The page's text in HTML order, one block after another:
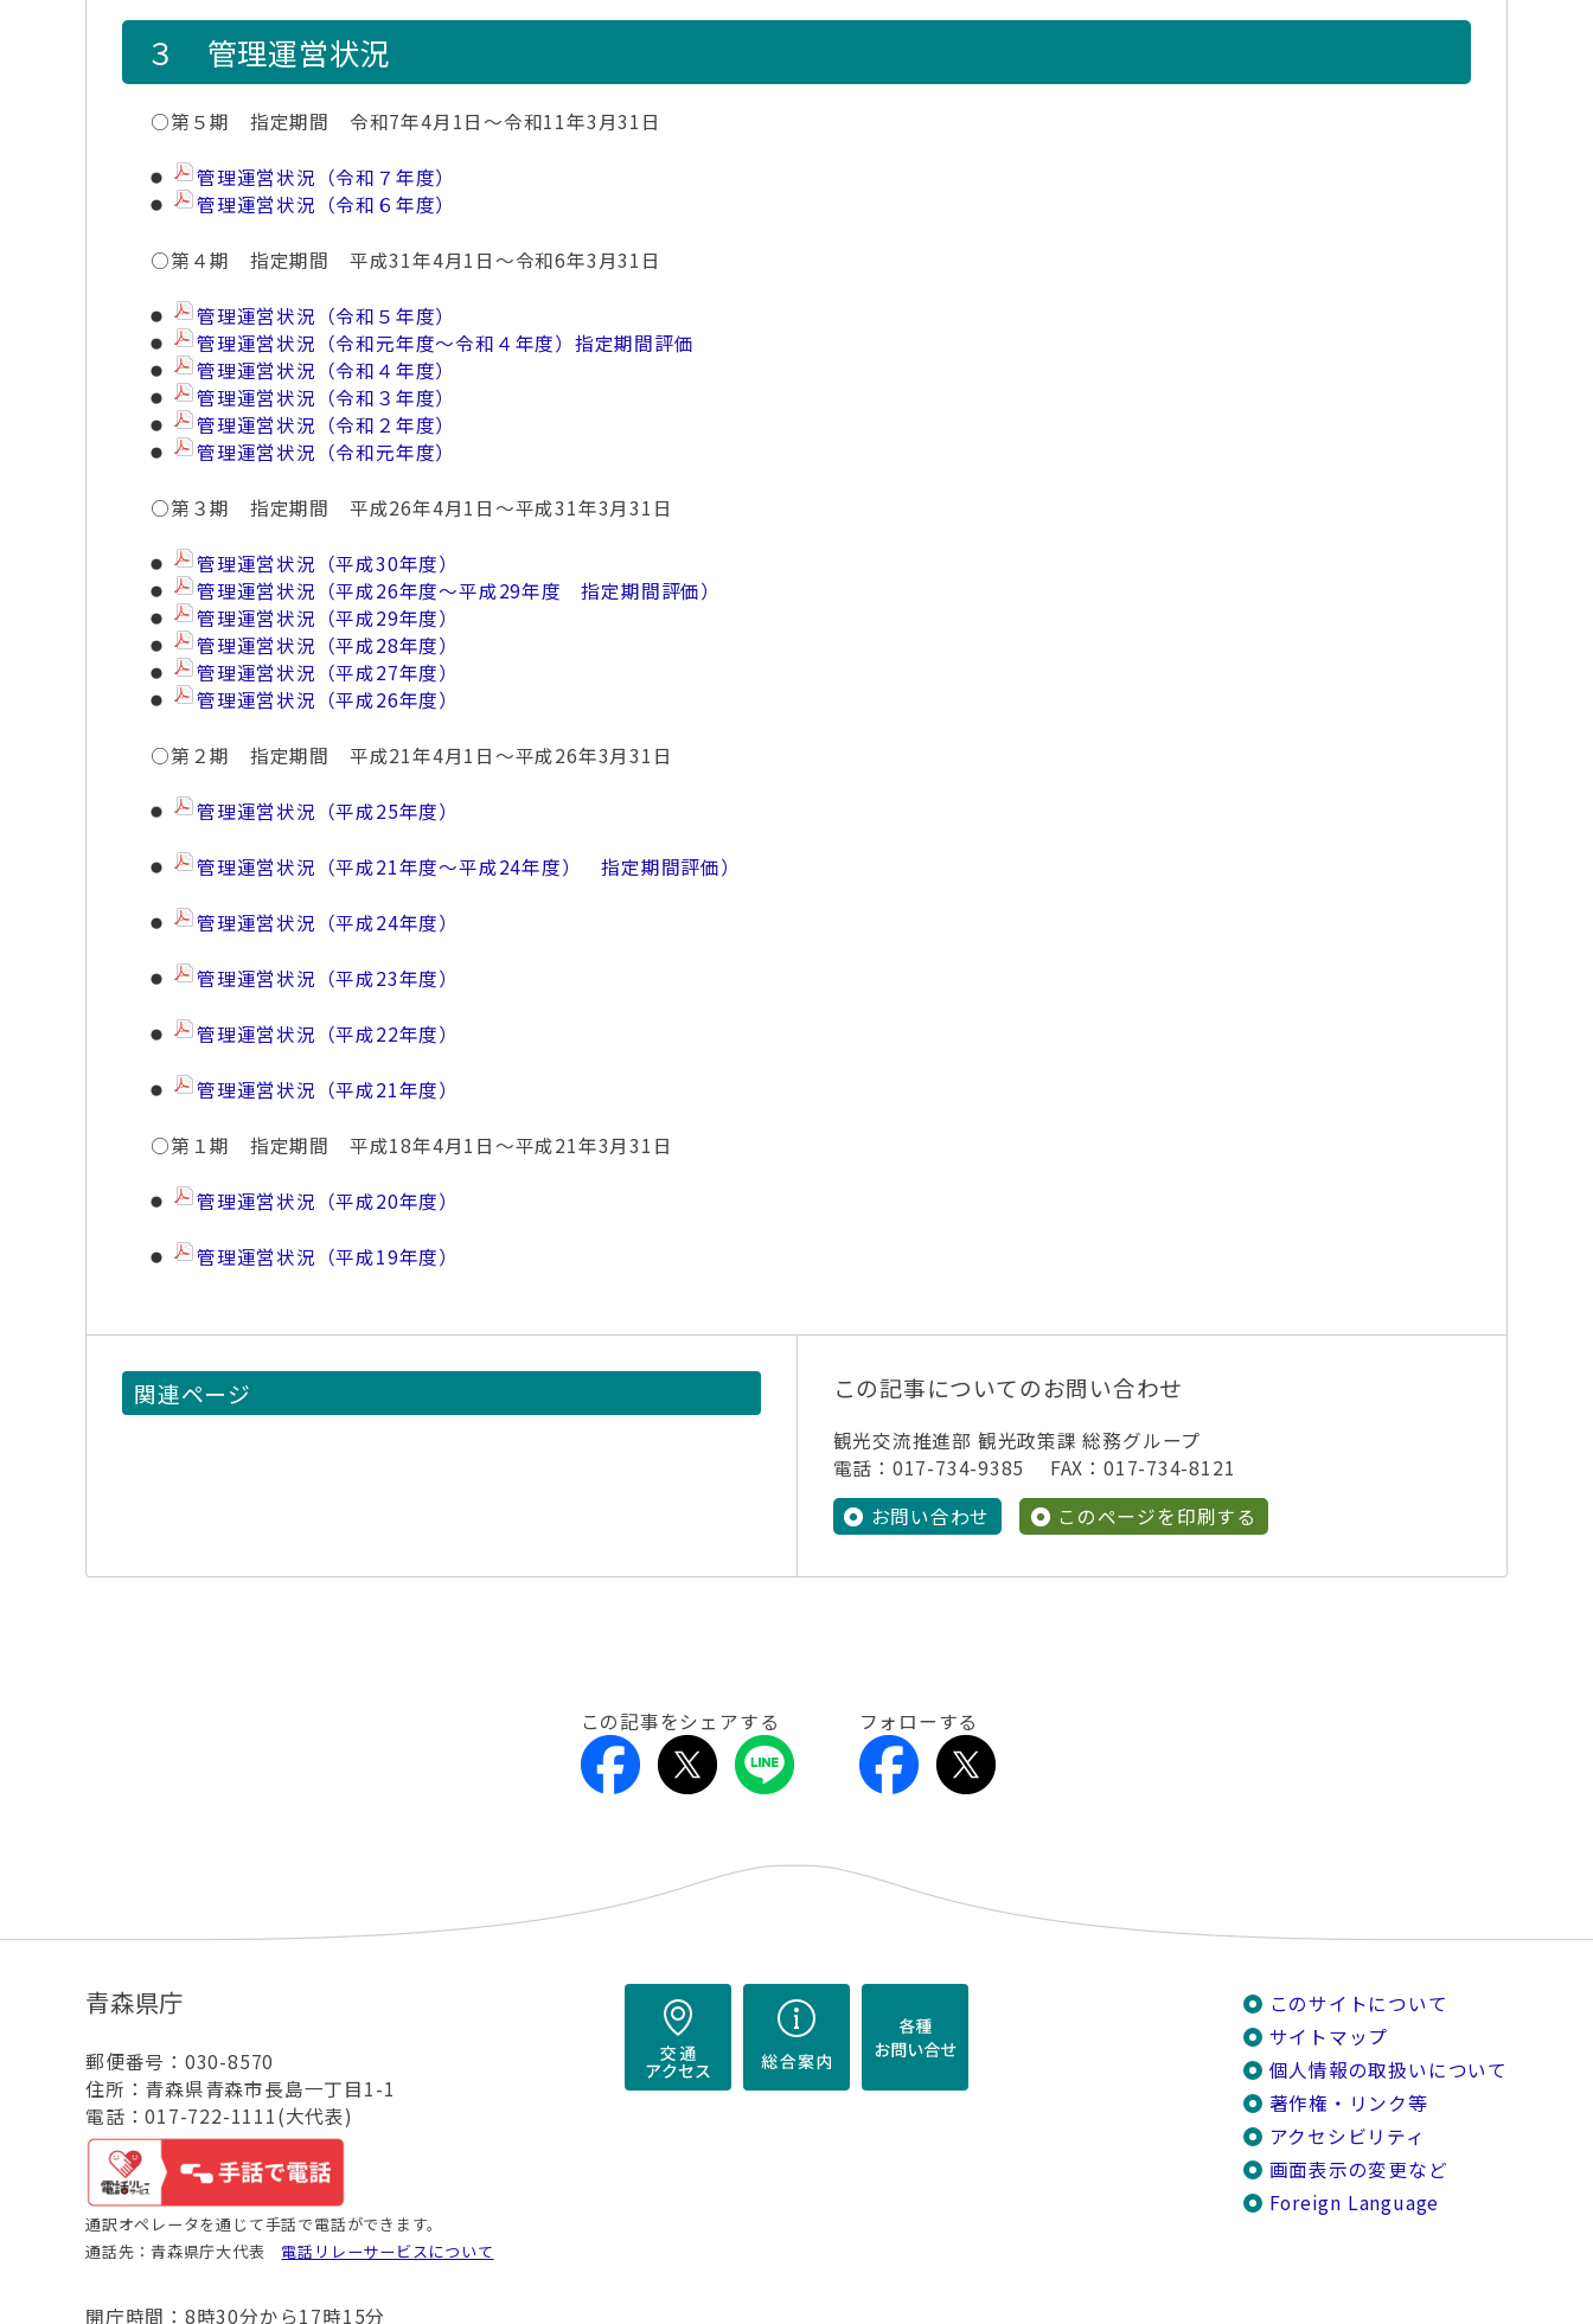
３ 管理運営状況
○第５期 指定期間 令和7年4月1日～令和11年3月31日
管理運営状況（令和７年度）
管理運営状況（令和６年度）
○第４期 指定期間 平成31年4月1日～令和6年3月31日
管理運営状況（令和５年度）
管理運営状況（令和元年度～令和４年度）指定期間評価
管理運営状況（令和４年度）
管理運営状況（令和３年度）
管理運営状況（令和２年度）
管理運営状況（令和元年度）
○第３期 指定期間 平成26年4月1日～平成31年3月31日
管理運営状況（平成30年度）
管理運営状況（平成26年度～平成29年度 指定期間評価）
管理運営状況（平成29年度）
管理運営状況（平成28年度）
管理運営状況（平成27年度）
管理運営状況（平成26年度）
○第２期 指定期間 平成21年4月1日～平成26年3月31日
管理運営状況（平成25年度）
管理運営状況（平成21年度～平成24年度） 指定期間評価）
管理運営状況（平成24年度）
管理運営状況（平成23年度）
管理運営状況（平成22年度）
管理運営状況（平成21年度）
○第１期 指定期間 平成18年4月1日～平成21年3月31日
管理運営状況（平成20年度）
管理運営状況（平成19年度）
関連ページ この記事についてのお問い合わせ
観光交流推進部 観光政策課 総務グループ
電話：017-734-9385 FAX：017-734-8121
お問い合わせ
このページを印刷する
この記事をシェアする フォローする
青森県庁
郵便番号：030-8570
住所：青森県青森市長島一丁目1-1
電話：017-722-1111(大代表)
通訳オペレータを通じて手話で電話ができます。
通話先：青森県庁大代表 電話リレーサービスについて
開庁時間：8時30分から17時15分
このサイトについて
サイトマップ
個人情報の取扱いについて
著作権・リンク等
アクセシビリティ
画面表示の変更など
Foreign Language